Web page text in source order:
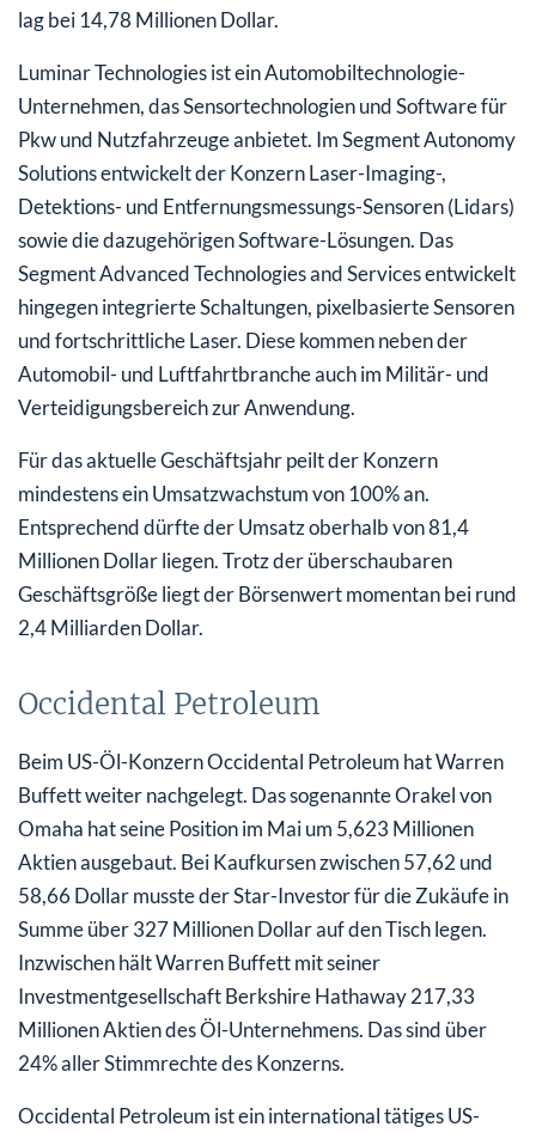
lag bei 14,78 Millionen Dollar.
Luminar Technologies ist ein Automobiltechnologie-
Unternehmen, das Sensortechnologien und Software für
Pkw und Nutzfahrzeuge anbietet. Im Segment Autonomy
Solutions entwickelt der Konzern Laser-Imaging-,
Detektions- und Entfernungsmessungs-Sensoren (Lidars)
sowie die dazugehörigen Software-Lösungen. Das
Segment Advanced Technologies and Services entwickelt
hingegen integrierte Schaltungen, pixelbasierte Sensoren
und fortschrittliche Laser. Diese kommen neben der
Automobil- und Luftfahrtbranche auch im Militär- und
Verteidigungsbereich zur Anwendung.
Für das aktuelle Geschäftsjahr peilt der Konzern
mindestens ein Umsatzwachstum von 100% an.
Entsprechend dürfte der Umsatz oberhalb von 81,4
Millionen Dollar liegen. Trotz der überschaubaren
Geschäftsgröße liegt der Börsenwert momentan bei rund
2,4 Milliarden Dollar.
Occidental Petroleum
Beim US-Öl-Konzern Occidental Petroleum hat Warren
Buffett weiter nachgelegt. Das sogenannte Orakel von
Omaha hat seine Position im Mai um 5,623 Millionen
Aktien ausgebaut. Bei Kaufkursen zwischen 57,62 und
58,66 Dollar musste der Star-Investor für die Zukäufe in
Summe über 327 Millionen Dollar auf den Tisch legen.
Inzwischen hält Warren Buffett mit seiner
Investmentgesellschaft Berkshire Hathaway 217,33
Millionen Aktien des Öl-Unternehmens. Das sind über
24% aller Stimmrechte des Konzerns.
Occidental Petroleum ist ein international tätiges US-